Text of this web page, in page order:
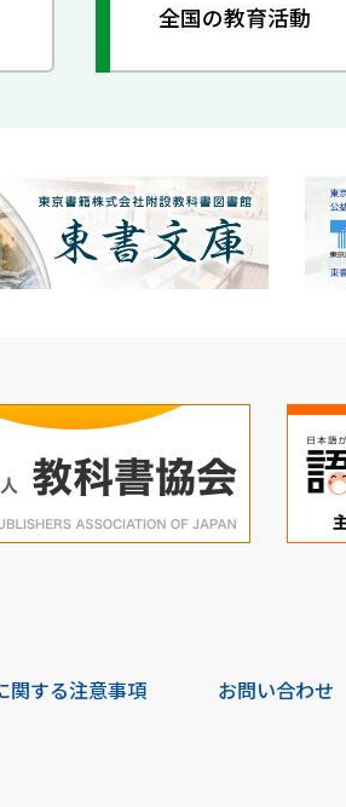
全国の教育活動
関する注意事項 お問い合わせ